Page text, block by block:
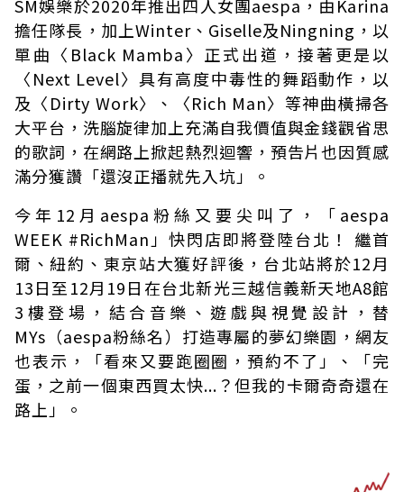
SM娛樂於2020年推出四人女團aespa，由Karina
擔任隊長，加上Winter、Giselle及Ningning，以
單曲〈Black Mamba〉正式出道，接著更是以
〈Next Level〉具有高度中毒性的舞蹈動作，以
及〈Dirty Work〉、〈Rich Man〉等神曲橫掃各
大平台，洗腦旋律加上充滿自我價值與金錢觀省思
的歌詞，在網路上掀起熱烈迴響，預告片也因質感
滿分獲讚「還沒正播就先入坑」。
今年12月aespa粉絲又要尖叫了，「aespa
WEEK #RichMan」快閃店即將登陸台北！ 繼首
爾、紐約、東京站大獲好評後，台北站將於12月
13日至12月19日在台北新光三越信義新天地A8館
3樓登場，結合音樂、遊戲與視覺設計，替
MYs（aespa粉絲名）打造專屬的夢幻樂園，網友
也表示，「看來又要跑圈圈，預約不了」、「完
蛋，之前一個東西買太快...？但我的卡爾奇奇還在
路上」。